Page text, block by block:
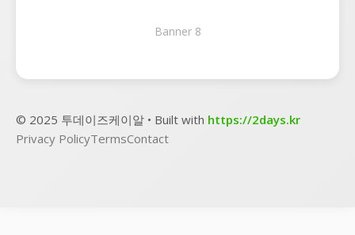
Banner 8
© 2025 투데이즈케이알 • Built with https://2days.kr
Privacy PolicyTermsContact